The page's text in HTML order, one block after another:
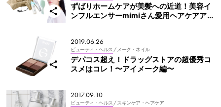
ずばりホームケアが美髪への近道！美容イ
ンフルエンサーmimiさん愛用ヘアケアアイ
2019.06.26
ビューティ・ヘルス / メーク・ネイル
デパコス超え！ドラッグストアの超優秀コ
スメはコレ！〜アイメーク編〜
2017.09.10
ビューティ・ヘルス / スキンケア・ヘアケア